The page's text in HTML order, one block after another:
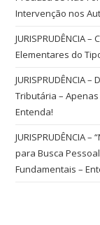
Intervenção nos
JURISPRUDÊNCIA
Elementares do
JURISPRUDÊNCIA
Tributária –
Entenda!
JURISPRUDÊNCIA
para Busca
Fundamentais –